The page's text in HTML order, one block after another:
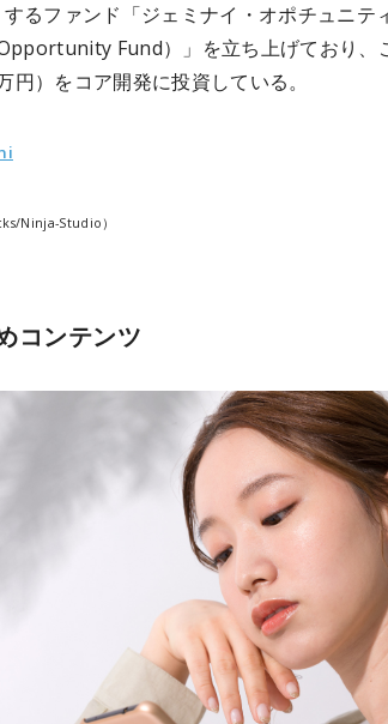
るファンド「ジェミナイ・オポチュニテ
Fund）」を立ち上げており、
円）をコア開発に投資している。
Ninja-Studio）
コンテンツ